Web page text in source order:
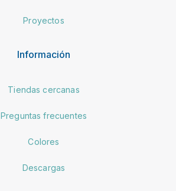
Proyectos
Información
Tiendas cercanas
Preguntas frecuentes
Colores
Descargas